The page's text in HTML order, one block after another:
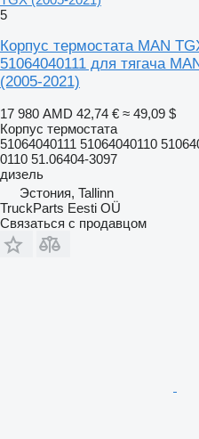
5
Корпус термостата MAN
51064040111 для тягача
(2005-2021)
17 980 AMD 42,74 € ≈ 49,09 $
Корпус термостата
51064040111 51064040110
0110 51.06404-3097
дизель
Эстония, Tallinn
TruckParts Eesti OÜ
Связаться с продавцом